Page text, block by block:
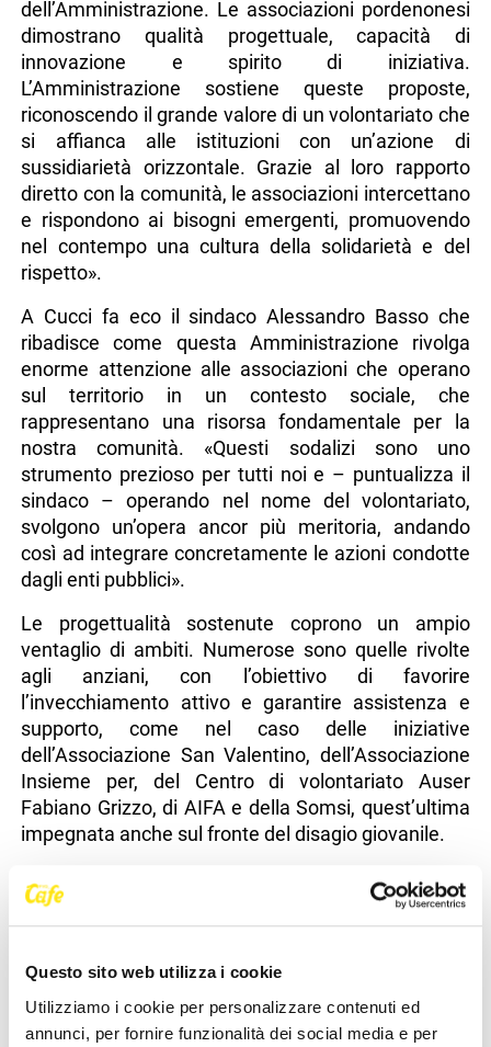
Questo sito web utilizza i cookie
Utilizziamo i cookie per personalizzare contenuti ed
annunci, per fornire funzionalità dei social media e per
dell’Amministrazione. Le associazioni pordenonesi
dimostrano qualità progettuale, capacità di
innovazione e spirito di iniziativa.
L’Amministrazione sostiene queste proposte,
riconoscendo il grande valore di un volontariato che
si affianca alle istituzioni con un’azione di
sussidiarietà orizzontale. Grazie al loro rapporto
diretto con la comunità, le associazioni intercettano
e rispondono ai bisogni emergenti, promuovendo
nel contempo una cultura della solidarietà e del
rispetto».
A Cucci fa eco il sindaco Alessandro Basso che
ribadisce come questa Amministrazione rivolga
enorme attenzione alle associazioni che operano
sul territorio in un contesto sociale, che
rappresentano una risorsa fondamentale per la
nostra comunità. «Questi sodalizi sono uno
strumento prezioso per tutti noi e – puntualizza il
sindaco – operando nel nome del volontariato,
svolgono un’opera ancor più meritoria, andando
così ad integrare concretamente le azioni condotte
dagli enti pubblici».
Le progettualità sostenute coprono un ampio
ventaglio di ambiti. Numerose sono quelle rivolte
agli anziani, con l’obiettivo di favorire
l’invecchiamento attivo e garantire assistenza e
supporto, come nel caso delle iniziative
dell’Associazione San Valentino, dell’Associazione
Insieme per, del Centro di volontariato Auser
Fabiano Grizzo, di AIFA e della Somsi, quest’ultima
impegnata anche sul fronte del disagio giovanile.
Grande attenzione è riservata anche al tema della
disabilità, con azioni di sensibilizzazione e servizi
dedicati promossi da Fondazione Bambini e
con Disabilità e delle loro famiglie e ANMIC.
Non manca poi il sostegno a iniziative di contrasto